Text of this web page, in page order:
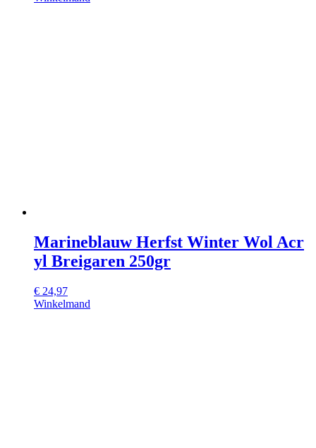
Marineblauw Herfst Winter Wol Acr
yl Breigaren 250gr
€ 24,97
Winkelmand